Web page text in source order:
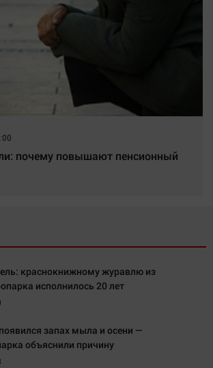
почему повышают пенсионный
краснокнижному журавлю из
исполнилось 20 лет
запах мыла и осени —
объяснили причину